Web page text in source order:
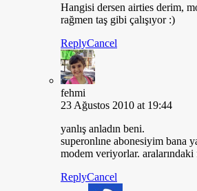
Hangisi dersen airties derim,
rağmen taş gibi çalışıyor :)
ReplyCancel
fehmi
23 Ağustos 2010 at 19:44
yanlış anladın beni.
superonlıne abonesiyim bana
modem veriyorlar. aralarındaki
ReplyCancel